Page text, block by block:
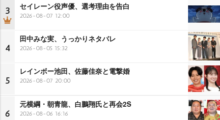
3 セイレーン役声優、選考理由を告白
2026-08-07 12:00
4
田中みな実、うっかりネタバレ
2026-08-05 15:32
5
レインボー池田、佐藤佳奈と電撃婚
2026-08-07 20:00
6
元横綱・朝青龍、白鵬翔氏と再会2S
2026-08-06 16:16